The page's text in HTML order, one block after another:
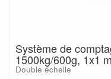
Système de
1500kg/600g, 1x1
Double échelle